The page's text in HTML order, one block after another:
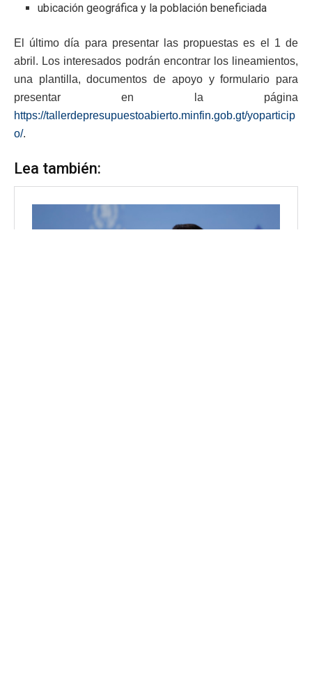
ubicación geográfica y la población beneficiada
El último día para presentar las propuestas es el 1 de
abril. Los interesados podrán encontrar los lineamientos,
una plantilla, documentos de apoyo y formulario para
presentar en la página
https://tallerdepresupuestoabierto.minfin.gob.gt/yoparticip
o/.
Lea también: